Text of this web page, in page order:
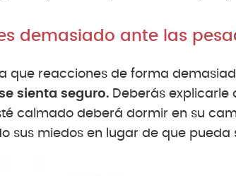
demasiado ante las
que reacciones de forma
sienta seguro. Deberás explicarle
calmado deberá dormir en su
sus miedos en lugar de que pueda